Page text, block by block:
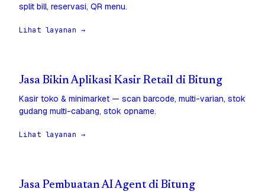
split bill, reservasi, QR menu.
Lihat layanan →
Jasa Bikin Aplikasi Kasir Retail di Bitung
Kasir toko & minimarket — scan barcode, multi-varian, stok
gudang multi-cabang, stok opname.
Lihat layanan →
Jasa Pembuatan AI Agent di Bitung